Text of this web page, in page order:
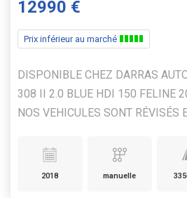
12990 €
Prix inférieur au marché
DISPONIBLE CHEZ DARRAS
308 II 2.0 BLUE HDI 150 FELINE
NOS VEHICULES SONT RÉVISÉS
2018 manuelle